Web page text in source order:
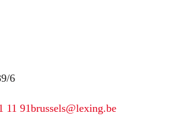
6
11 91brussels@lexing.be